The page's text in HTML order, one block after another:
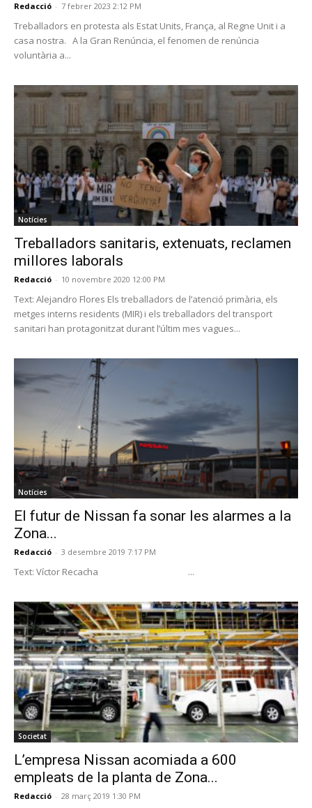
Redacció - 7 febrer 2023 2:12 PM
Treballadors en protesta als Estat Units, França, al Regne Unit i a
casa nostra. A la Gran Renúncia, el fenomen de renúncia
voluntària a...
Notícies
Treballadors sanitaris, extenuats, reclamen
millores laborals
Redacció - 10 novembre 2020 12:00 PM
Text: Alejandro Flores Els treballadors de l’atenció primària, els
metges interns residents (MIR) i els treballadors del transport
sanitari han protagonitzat durant l’últim mes vagues...
Notícies
El futur de Nissan fa sonar les alarmes a la
Zona...
Redacció - 3 desembre 2019 7:17 PM
Text: Víctor Recacha ...
Societat
L’empresa Nissan acomiada a 600
empleats de la planta de Zona...
Redacció - 28 març 2019 1:30 PM